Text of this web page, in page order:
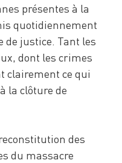
présentes à la
quotidiennement
de justice. Tant les
dont les crimes
clairement ce qui
la clôture de
des
du massacre